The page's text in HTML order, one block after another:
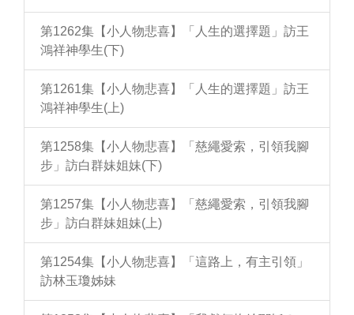
第1262集【小人物悲喜】「人生的選擇題」訪王
鴻祥神學生(下)
第1261集【小人物悲喜】「人生的選擇題」訪王
鴻祥神學生(上)
第1258集【小人物悲喜】「慈繩愛索，引領我腳
步」訪白群妹姐妹(下)
第1257集【小人物悲喜】「慈繩愛索，引領我腳
步」訪白群妹姐妹(上)
第1254集【小人物悲喜】「這路上，有主引領」
訪林玉瓊姊妹